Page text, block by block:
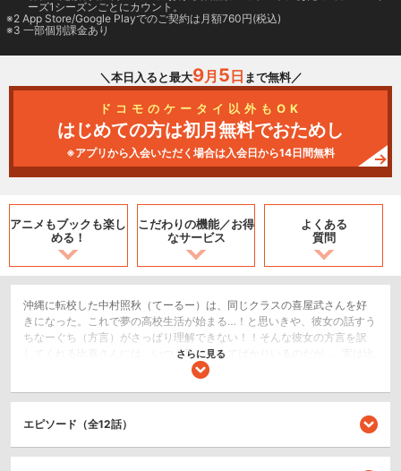
ーズ1シーズンごとにカウント。
2 App Store/Google Playでのご契約は月額760円(税込)
3 一部個別課金あり
＼本日入ると最大9月 5 日 まで無料／
ドコモのケータイ以外もOK
はじめての方は初月無料でおためし
※アプリから入会いただく場合は入会日から14日間無料
アニメもブックも楽し
める！
こだわりの機能／お得
なサービス
よくある
質問
沖縄に転校した中村照秋（てーるー）は、同じクラスの喜屋武さんを好
きになった。これで夢の高校生活が始まる…！と思いきや、彼女の話すう
ちなーぐち（方言）がさっぱり理解できない！！そんな彼女の方言を訳
してくれる比嘉さんには、いつも助けられてばかりいるのだが……実は比
嘉さんは、てーるーに片想い中!? 東京とはまったく違う南の島で、ちょ
さらに見る
閉じる
エピソード（全12話）